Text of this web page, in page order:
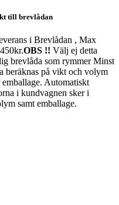
till brevlådan
i Brevlådan , Max
OBS !! Välj ej detta
brevlåda som rymmer Minst
beräknas på vikt och volym
Automatiskt
i kundvagnen sker i
samt emballage.